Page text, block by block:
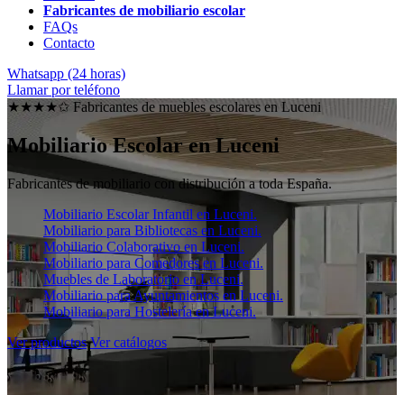
Fabricantes de mobiliario escolar
FAQs
Contacto
Whatsapp (24 horas)
Llamar por teléfono
★★★★✩ Fabricantes de muebles escolares en Luceni
Mobiliario Escolar enLuceni
Fabricantes de mobiliario con distribución a toda España.
Mobiliario Escolar Infantil en Luceni.
Mobiliario para Bibliotecas en Luceni.
Mobiliario Colaborativo en Luceni.
Mobiliario para Comedores en Luceni.
Muebles de Laboratorio en Luceni.
Mobiliario para Ayuntamientos en Luceni.
Mobiliario para Hostelería en Luceni.
Ver productos Ver catálogos